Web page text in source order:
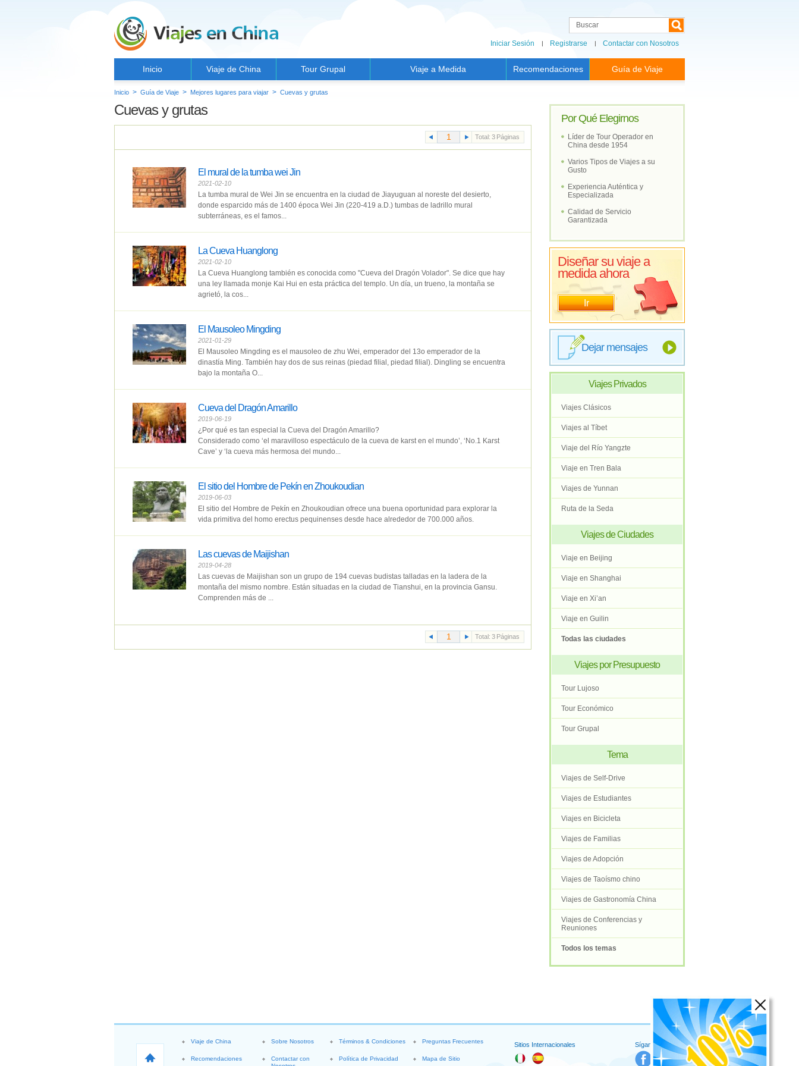
Iniciar Sesión Registrarse Contactar con Nosotros
Inicio Viaje de China Tour Grupal Viaje a Medida Recomendaciones Guía de Viaje
Inicio > Guía de Viaje > Mejores lugares para viajar > Cuevas y grutas
Por Qué Elegirnos
Líder de Tour Operador en
China desde 1954
Varios Tipos de Viajes a su
Gusto
Experiencia Auténtica y
Especializada
Calidad de Servicio
Garantizada
Diseñar su viaje a
medida ahora
Ir
Dejar mensajes
Viajes Privados
Viajes Clásicos
Viajes al Tíbet
Viaje del Río Yangzte
Viaje en Tren Bala
Viajes de Yunnan
Ruta de la Seda
Viajes de Ciudades
Viaje en Beijing
Viaje en Shanghai
Viaje en Xi’an
Viaje en Guilin
Todas las ciudades
Viajes por Presupuesto
Tour Lujoso
Tour Económico
Tour Grupal
Tema
Viajes de Self-Drive
Viajes de Estudiantes
Viajes en Bicicleta
Viajes de Familias
Viajes de Adopción
Viajes de Taoísmo chino
Viajes de Gastronomía China
Viajes de Conferencias y
Reuniones
Todos los temas
Cuevas y grutas
Total: 3 Páginas
El mural de la tumba wei Jin
2021-02-10
La tumba mural de Wei Jin se encuentra en la ciudad de Jiayuguan al noreste del desierto,
donde esparcido más de 1400 época Wei Jin (220-419 a.D.) tumbas de ladrillo mural
subterráneas, es el famos...
La Cueva Huanglong
2021-02-10
La Cueva Huanglong también es conocida como "Cueva del Dragón Volador". Se dice que hay
una ley llamada monje Kai Hui en esta práctica del templo. Un día, un trueno, la montaña se
agrietó, la cos...
El Mausoleo Mingding
2021-01-29
El Mausoleo Mingding es el mausoleo de zhu Wei, emperador del 13o emperador de la
dinastía Ming. También hay dos de sus reinas (piedad filial, piedad filial). Dingling se encuentra
bajo la montaña O...
Cueva del Dragón Amarillo
2019-06-19
¿Por qué es tan especial la Cueva del Dragón Amarillo?
Considerado como ‘el maravilloso espectáculo de la cueva de karst en el mundo’, ‘No.1 Karst
Cave’ y ‘la cueva más hermosa del mundo...
El sitio del Hombre de Pekín en Zhoukoudian
2019-06-03
El sitio del Hombre de Pekín en Zhoukoudian ofrece una buena oportunidad para explorar la
vida primitiva del homo erectus pequinenses desde hace alrededor de 700.000 años.
Las cuevas de Maijishan
2019-04-28
Las cuevas de Maijishan son un grupo de 194 cuevas budistas talladas en la ladera de la
montaña del mismo nombre. Están situadas en la ciudad de Tianshui, en la provincia Gansu.
Comprenden más de ...
Total: 3 Páginas
Síganos en
Viaje de China
Recomendaciones
Sobre Nosotros
Contactar con
Términos & Condiciones
Política de Privacidad
Preguntas Frecuentes
Mapa de Sitio
Sitios Internacionales